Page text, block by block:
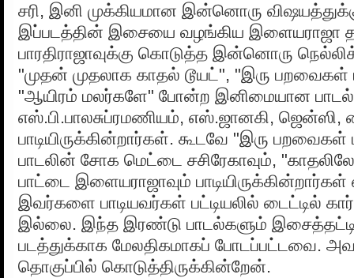
சரி, இனி முக்கியமான இன்னொரு
இப்படத்தின் இசையை வழங்கிய
பாரதிராஜாவுக்கு கொடுத்த இன்னொரு
"முதன் முதலாக காதல் டூயட்", "இரு பறவைகள்
"ஆயிரம் மலர்களே" போன்ற இனிமையான
எஸ்.பி.பாலசுப்ரமணியம், எஸ்.ஜானகி,
பாடியிருக்கின்றார்கள். கூடவே "இரு பறவைகள்
பாடலின் சோக மெட்டை சசிரேகாவும்,
பாட்டை இளையராஜாவும்
இவர்களை பாடியவர்கள் பட்டியலில் டைட்டில்
இல்லை. இந்த இரண்டு பாடல்களும்
படத்துக்காக மேலதிகமாகப் போடப்பட்டவை.
தொகுப்பில் கொடுத்திருக்கின்றேன்.